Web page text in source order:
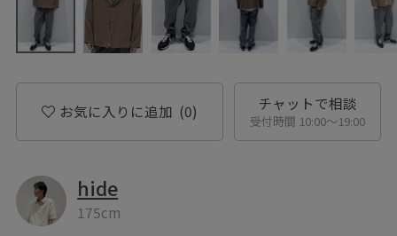
お気に入りに追加 (0) チャットで相談
受付時間 10:00〜19:00
hide
175cm